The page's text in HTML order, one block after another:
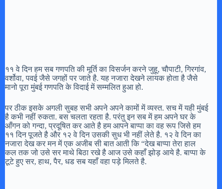
११ वे दिन हम सब गणपति की मूर्ति का विसर्जन करने जुहू, चौपाटी, गिरगांव,
वर्शोवा, पवई जैसे जगहों पर जाते है. यह नजारा देखने लायक होता है जैसे
मानो पूरा मुंबई गणपति के विदाई में सम्मलित हुआ हो.
पर ठीक इसके अगली सुबह सभी अपने अपने कामों में व्यस्त. सच में यही मुंबई
है कभी नहीं रुकता. बस चलता रहता है. परंतु इन सब में हम अपने घर के
आँगन को गन्दा, प्रदूषित कर आते है हम आपने बाप्पा का वह रूप जिसे हम
११ दिन पूजते है और १२ वे दिन उसकी सुध भी नहीं लेते है. १२ वे दिन का
नजारा देख कर मन में एक अजीब सी बात आती कि “देख बाप्पा तेरा हाल
कल तक जो उसे सर माथे बिठा रखे है आज उसे कहाँ झोड़ आये है. बाप्पा के
टूटे हुए सर, हाथ, पैर, धड सब यहाँ वहा पड़े मिलते है.